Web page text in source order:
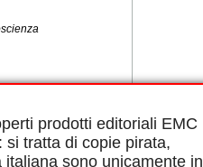
prodotti editoriali EMC
si tratta di copie pirata,
sono unicamente in